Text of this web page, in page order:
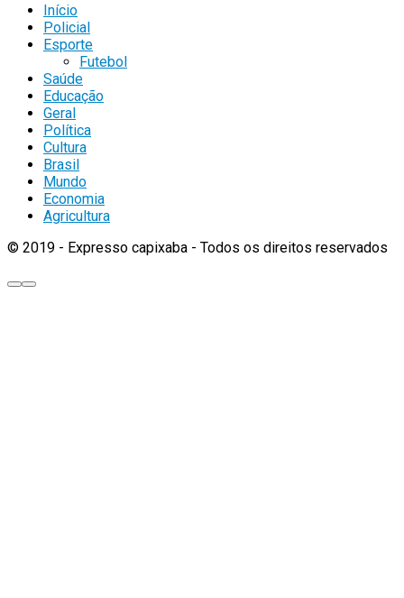
Início
Policial
Esporte
Futebol
Saúde
Educação
Geral
Política
Cultura
Brasil
Mundo
Economia
Agricultura
© 2019 - Expresso capixaba - Todos os direitos reservados